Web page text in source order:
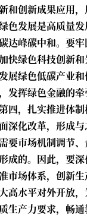
和创新成果应用
色发展是高质量
达峰碳中和。要
快绿色科技创新
展绿色低碳产业
发挥绿色金融的
四，扎实推进体
深化改革，形成
要市场机制调节
的。因此，要深
市场体系，创新
高水平对外开放
生产力要求，畅